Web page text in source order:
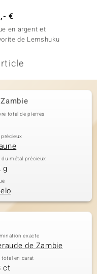
€
en argent et
de Lemshuku
total de pierres
du métal précieux
g
exacte
de Zambie
total en carat
ct